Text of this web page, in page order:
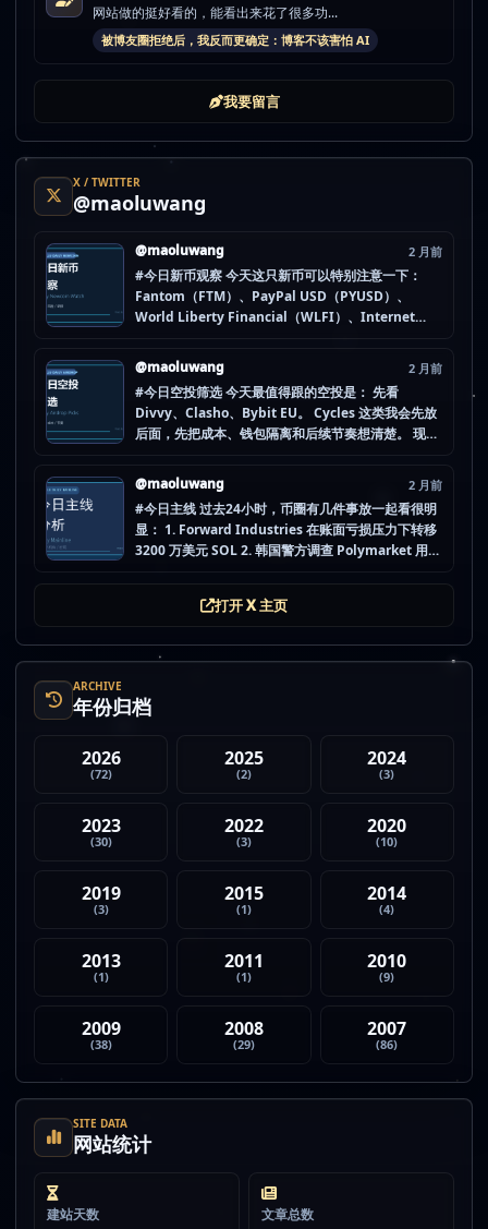
网站做的挺好看的，能看出来花了很多功...
被博友圈拒绝后，我反而更确定：博客不该害怕 AI
我要留言
X / TWITTER
@maoluwang
@maoluwang 2 月前
#今日新币观察 今天这只新币可以特别注意一下：
Fantom（FTM）、PayPal USD（PYUSD）、
World Liberty Financial（WLFI）、Internet
而是更像“热度是不是在回流”的样本。 这种时候最怕
@maoluwang 2 月前
#今日空投筛选 今天最值得跟的空投是： 先看
Divvy、Clasho、Bybit EU。 Cycles 这类我会先放
后面，先把成本、钱包隔离和后续节奏想清楚。 现在
都没做扎实。 mao.lu/today-airdrop-selecti… #空
@maoluwang 2 月前
#今日主线 过去24小时，币圈有几件事放一起看很明
显： 1. Forward Industries 在账面亏损压力下转移
3200 万美元 SOL 2. 韩国警方调查 Polymarket 用户
打开 X 主页
ARCHIVE
年份归档
2026
(72)
2025
(2)
2024
(3)
2023
(30)
2022
(3)
2020
(10)
2019
(3)
2015
(1)
2014
(4)
2013
(1)
2011
(1)
2010
(9)
2009
(38)
2008
(29)
2007
(86)
SITE DATA
网站统计
建站天数 文章总数